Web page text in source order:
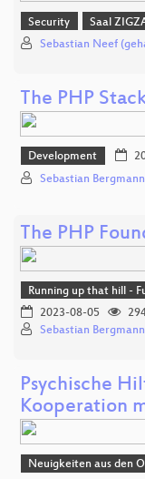
Security Saal
Sebastian Neef
The PHP
Development
Sebastian Bergmann
The PHP
Running up that hill -
2023-08-05
Sebastian Bergmann
Psychische
Kooperation
Neuigkeiten aus den